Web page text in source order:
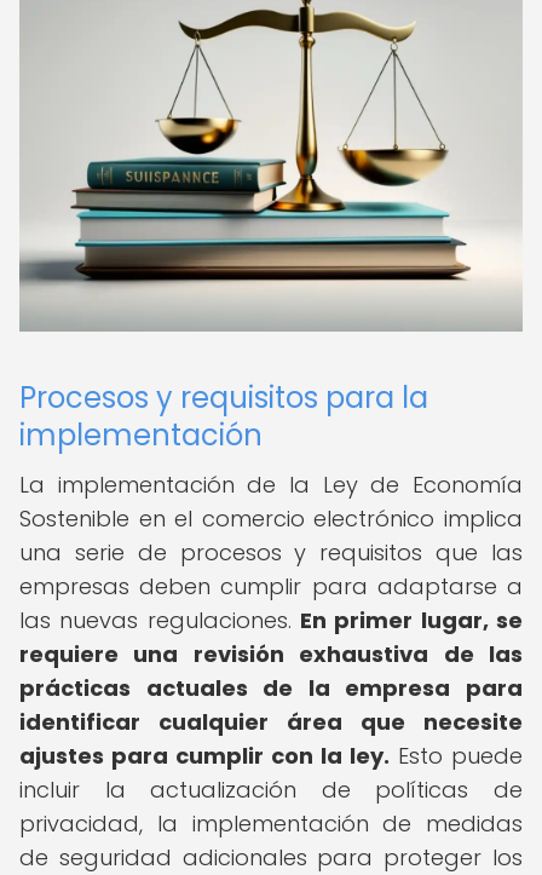
Procesos y requisitos para la
implementación
La implementación de la Ley de Economía
Sostenible en el comercio electrónico implica
una serie de procesos y requisitos que las
empresas deben cumplir para adaptarse a
las nuevas regulaciones. En primer lugar, se
requiere una revisión exhaustiva de las
prácticas actuales de la empresa para
identificar cualquier área que necesite
ajustes para cumplir con la ley. Esto puede
incluir la actualización de políticas de
privacidad, la implementación de medidas
de seguridad adicionales para proteger los